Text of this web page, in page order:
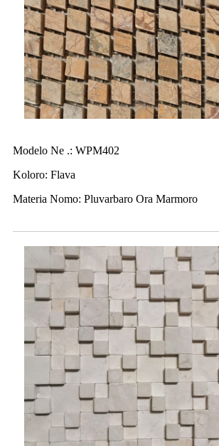
Modelo Ne .: WPM402
Koloro: Flava
Materia Nomo: Pluvarbaro Ora Marmoro